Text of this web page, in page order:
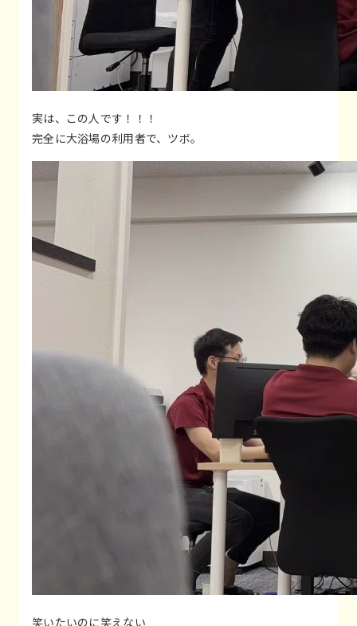
実は、この人です！！！
完全に大浴場の利用者で、ツボ。
笑いたいのに笑えない